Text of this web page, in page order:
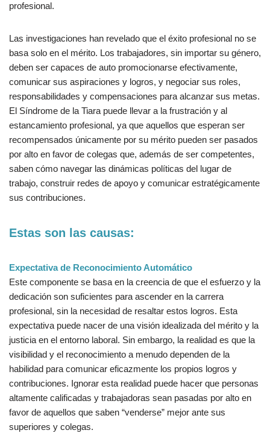
profesional.
Las investigaciones han revelado que el éxito profesional no se
basa solo en el mérito. Los trabajadores, sin importar su género,
deben ser capaces de auto promocionarse efectivamente,
comunicar sus aspiraciones y logros, y negociar sus roles,
responsabilidades y compensaciones para alcanzar sus metas.
El Síndrome de la Tiara puede llevar a la frustración y al
estancamiento profesional, ya que aquellos que esperan ser
recompensados únicamente por su mérito pueden ser pasados
por alto en favor de colegas que, además de ser competentes,
saben cómo navegar las dinámicas políticas del lugar de
trabajo, construir redes de apoyo y comunicar estratégicamente
sus contribuciones.
Estas son las causas:
Expectativa de Reconocimiento Automático
Este componente se basa en la creencia de que el esfuerzo y la
dedicación son suficientes para ascender en la carrera
profesional, sin la necesidad de resaltar estos logros. Esta
expectativa puede nacer de una visión idealizada del mérito y la
justicia en el entorno laboral. Sin embargo, la realidad es que la
visibilidad y el reconocimiento a menudo dependen de la
habilidad para comunicar eficazmente los propios logros y
contribuciones. Ignorar esta realidad puede hacer que personas
altamente calificadas y trabajadoras sean pasadas por alto en
favor de aquellos que saben “venderse” mejor ante sus
superiores y colegas.